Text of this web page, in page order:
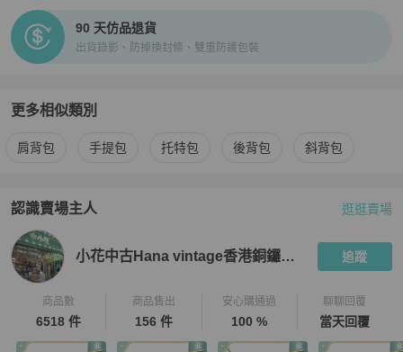
90 天仿品退貨
出貨錄影、防掉換封條、雙重防護包裝
更多相似類別
更多LOEWE 女包相似商品推薦
肩背包 手提包 托特包 後背包 斜背包
認識賣場主人
PopChill 拍拍圈嚴選賣家 小花中古Hana vintage香港銅鑼灣店
逛逛賣場
小花中古Hana vintage香港銅鑼灣店 追蹤
商品數
6518 件
商品售出
156 件
安心購通過
100 %
聊聊回覆
當天回覆